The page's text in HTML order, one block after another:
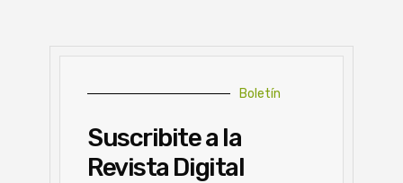
Boletín
Suscribite a la
Revista Digital